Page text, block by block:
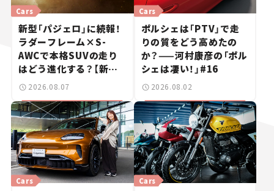
新型「パジェロ」に続報！
ラダーフレーム×S-
AWCで本格SUVの走り
はどう進化する？【新車
ニュース】
Cars
2026.08.07
ポルシェは「PTV」で走
りの質をどう高めたの
か？——河村康彦の「ポル
シェは凄い！」#16
Cars
2026.08.02
Cars Cars